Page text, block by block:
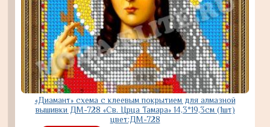
«Диамант» схема с клеевым покрытием для алмазной
вышивки ДМ-728 «Св. Црца Тамара» 14,3*19,3см (1шт)
цвет:ДМ-728